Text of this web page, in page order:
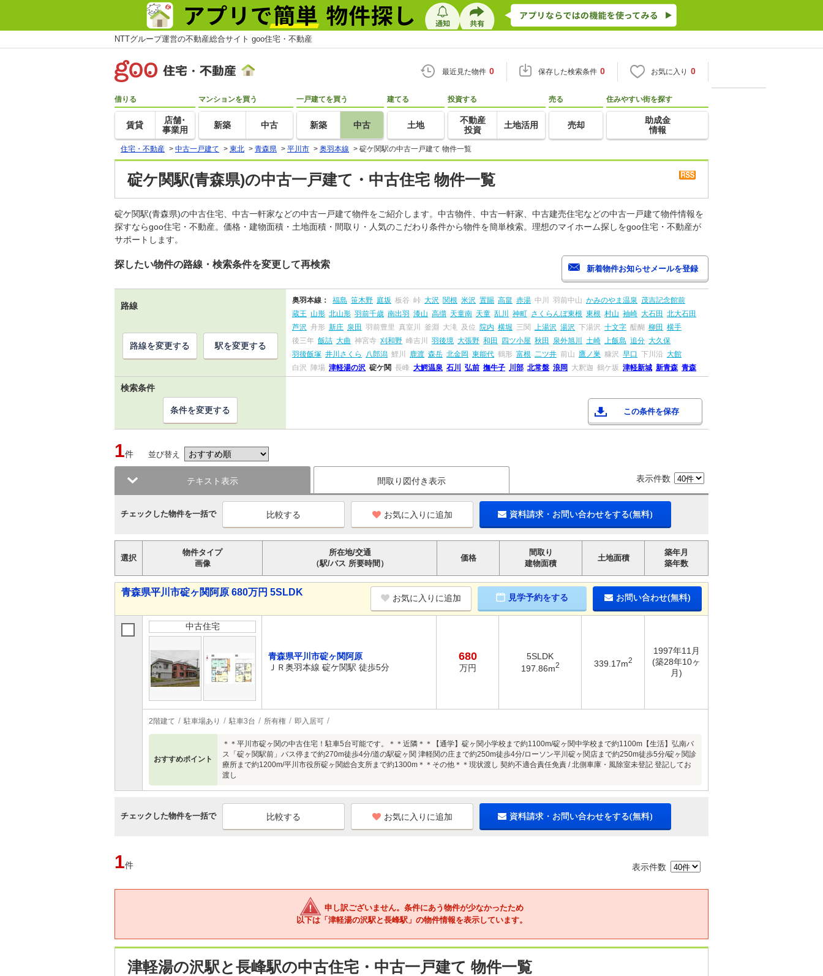
NTTグループ運営の不動産総合サイト goo住宅・不動産
最近見た物件 0 保存した検索条件 0 お気に入り 0
借りる
賃貸
店舗･
事業用
マンションを買う
新築 中古
一戸建てを買う
新築 中古
建てる
土地
投資する
不動産
投資
土地活用
売る
売却
住みやすい街を探す
助成金
情報
住宅・不動産 > 中古一戸建て > 東北 > 青森県 > 平川市 > 奥羽本線 > 碇ケ関駅の中古一戸建て 物件一覧
碇ケ関駅(青森県)の中古一戸建て・中古住宅 物件一覧
碇ケ関駅(青森県)の中古住宅、中古一軒家などの中古一戸建て物件をご紹介します。中古物件、中古一軒家、中古建売住宅などの中古一戸建て物件情報を
探すならgoo住宅・不動産。価格・建物面積・土地面積・間取り・人気のこだわり条件から物件を簡単検索。理想のマイホーム探しをgoo住宅・不動産が
サポートします。
探したい物件の路線・検索条件を変更して再検索
路線
奥羽本線： 福島 笹木野 庭坂 板谷 峠 大沢 関根 米沢 置賜 高畠 赤湯 中川 羽前中山 かみのやま温泉 茂吉記念館前
蔵王 山形 北山形 羽前千歳 南出羽 漆山 高擶 天童南 天童 乱川 神町 さくらんぼ東根 東根 村山 袖崎 大石田 北大石田
芦沢 舟形 新庄 泉田 羽前豊里 真室川 釜淵 大滝 及位 院内 横堀 三関 上湯沢 湯沢 下湯沢 十文字 醍醐 柳田 横手
後三年 飯詰 大曲 神宮寺 刈和野 峰吉川 羽後境 大張野 和田 四ツ小屋 秋田 泉外旭川 土崎 上飯島 追分 大久保
羽後飯塚 井川さくら 八郎潟 鯉川 鹿渡 森岳 北金岡 東能代 鶴形 富根 二ツ井 前山 鷹ノ巣 糠沢 早口 下川沿 大館
白沢
陣場 津軽湯の沢 碇ケ関 長峰 大鰐温泉 石川 弘前 撫牛子 川部 北常盤 浪岡 大釈迦 鶴ケ坂 津軽新城 新青森 青森
路線を変更する 駅を変更する
検索条件
この条件を保存
条件を変更する
1件 並び替え
テキスト表示 間取り図付き表示 表示件数
チェックした物件を一括で お気に入りに追加 資料請求・お問い合わせをする(無料)
選択
物件タイプ
画像
所在地/交通
（駅/バス 所要時間）
価格
間取り
建物面積
土地面積
築年月
築年数
青森県平川市碇ヶ関阿原 680万円 5SLDK
お気に入りに追加 見学予約をする お問い合わせ(無料)
中古住宅
青森県平川市碇ヶ関阿原
ＪＲ奥羽本線 碇ケ関駅 徒歩5分
680
万円
5SLDK
197.86m2 339.17m2
1997年11月
(築28年10ヶ
月)
2階建て 駐車場あり 駐車3台 所有権 即入居可
おすすめポイント
＊＊平川市碇ヶ関の中古住宅！駐車5台可能です。＊＊近隣＊＊【通学】碇ヶ関小学校まで約1100m/碇ヶ関中学校まで約1100m【生活】弘南バ
ス「碇ヶ関駅前」バス停まで約270m徒歩4分/道の駅碇ヶ関 津軽関の庄まで約250m徒歩4分/ローソン平川碇ヶ関店まで約250m徒歩5分/碇ヶ関診
療所まで約1200m/平川市役所碇ヶ関総合支所まで約1300m＊＊その他＊＊現状渡し 契約不適合責任免責 / 北側車庫・風除室未登記 登記してお
渡し
チェックした物件を一括で お気に入りに追加 資料請求・お問い合わせをする(無料)
1件 表示件数
申し訳ございません。条件にあう物件が少なかったため
以下は「津軽湯の沢駅と長峰駅」の物件情報を表示しています。
津軽湯の沢駅と長峰駅の中古住宅・中古一戸建て 物件一覧